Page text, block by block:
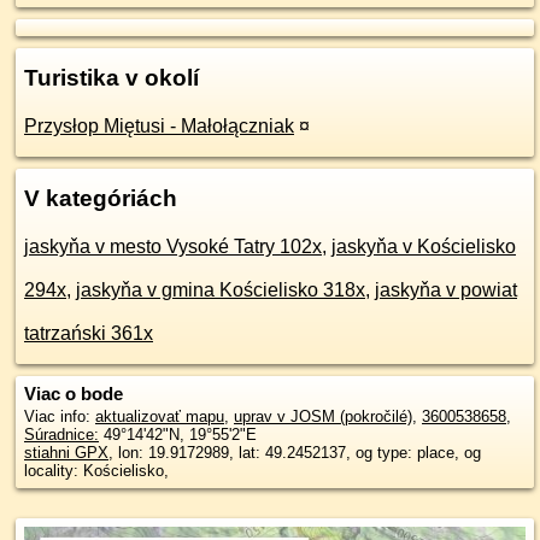
Turistika v okolí
Przysłop Miętusi - Małołączniak ¤
V kategóriách
jaskyňa v mesto Vysoké Tatry 102x, jaskyňa v Kościelisko
294x, jaskyňa v gmina Kościelisko 318x, jaskyňa v powiat
tatrzański 361x
Viac o bode
Viac info: aktualizovať mapu, uprav v JOSM (pokročilé), 3600538658,
Súradnice: 49°14'42"N, 19°55'2"E
stiahni GPX, lon: 19.9172989, lat: 49.2452137, og type: place, og
locality: Kościelisko,